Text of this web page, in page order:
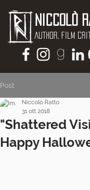
Niccolò
Author, Film
Post
"Shattered
Happy
Niccolò Ratto
31 ott 2018